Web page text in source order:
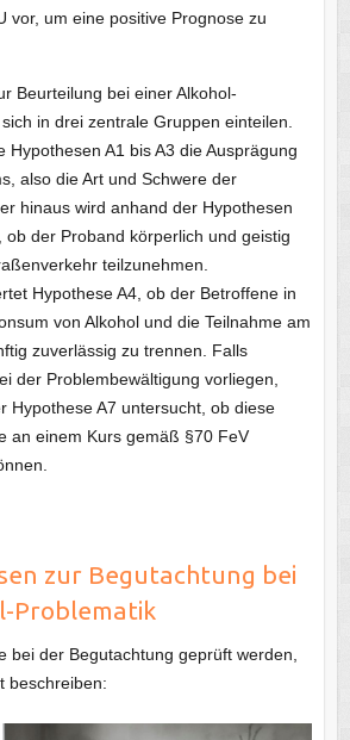
vor, um eine positive Prognose zu
Beurteilung bei einer Alkohol-
in drei zentrale Gruppen einteilen.
Hypothesen A1 bis A3 die Ausprägung
also die Art und Schwere der
hinaus wird anhand der Hypothesen
ob der Proband körperlich und geistig
teilzunehmen.
Hypothese A4, ob der Betroffene in
von Alkohol und die Teilnahme am
zuverlässig zu trennen. Falls
der Problembewältigung vorliegen,
Hypothese A7 untersucht, ob diese
an einem Kurs gemäß §70 FeV
zur Begutachtung bei
Problematik
bei der Begutachtung geprüft werden,
beschreiben: